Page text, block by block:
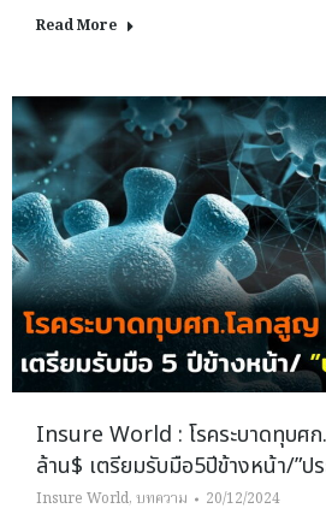
Read More
Insure World : โรคระบาดทุบศ
ล้าน$ เตรียมรับมือ5ปีข้างหน้า/”ปร
Insure World, บทความ 20/12/2024